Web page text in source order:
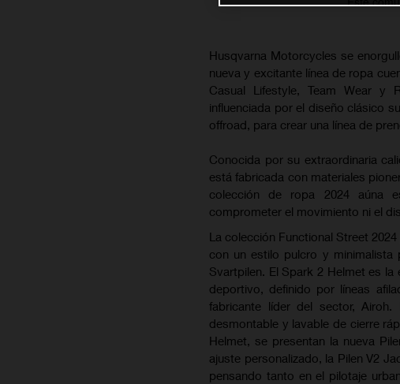
Husqvarna Motorcycles se
nueva y excitante línea de ropa
Casual Lifestyle, Team Wear y
influenciada por el diseño clásico
offroad, para crear una línea de
Conocida por su extraordinaria
está fabricada con materiales
colección de ropa 2024 aúna
comprometer el movimiento ni el
La colección Functional Street
con un estilo pulcro y minimalista
Svartpilen. El Spark 2 Helmet es
deportivo, definido por líneas
fabricante líder del sector,
desmontable y lavable de cierre
Helmet, se presentan la nueva
ajuste personalizado, la Pilen V2
pensando tanto en el pilotaje